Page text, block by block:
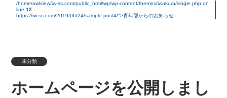
/home/owlview/iw-ss.com/public_html/wp/wp-content/themes/iwakura/single.php on
line12
https://iw-ss.com/2019/06/24/sample-post4/">青年部からのお知らせ
未分類
ホームページを公開しまし